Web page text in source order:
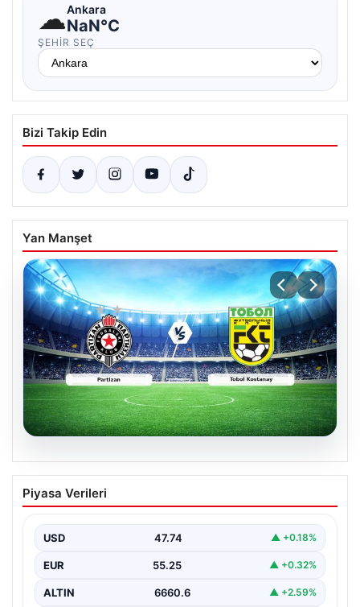
☁Ankara
NaN°C
ŞEHIR SEÇ
Bizi Takip Edin
Yan Manşet
CANLI | Partizan – Tobol Kostanay Canlı
Maç Anlatımı
Piyasa Verileri
USD 47.74 ▲ +0.18%
EUR 55.25 ▲ +0.32%
ALTIN 6660.6 ▲ +2.59%